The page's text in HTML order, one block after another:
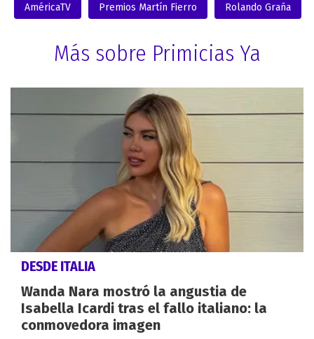
AméricaTV Premios Martín Fierro Rolando Graña
Más sobre Primicias Ya
DESDE ITALIA
Wanda Nara mostró la angustia de
Isabella Icardi tras el fallo italiano: la
conmovedora imagen